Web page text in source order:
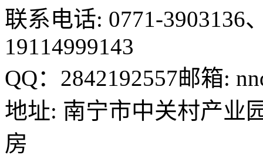
联系电话: 0771-3903136
19114999143
QQ：2842192557邮箱:
地址: 南宁市中关村产业
房